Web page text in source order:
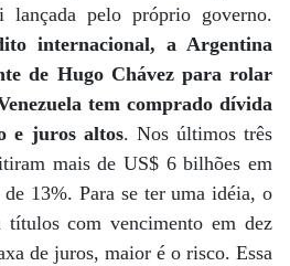
lançada pelo próprio governo.
internacional, a Argentina
de Hugo Chávez para rolar
tem comprado dívida
e juros altos. Nos últimos três
mais de US$ 6 bilhões em
13%. Para se ter uma idéia, o
títulos com vencimento em dez
de juros, maior é o risco. Essa